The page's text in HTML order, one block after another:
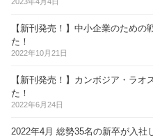
【新刊発売！】中小企業のため
た！
2022年10月21日
【新刊発売！】カンボジア・ラ
た！
2022年6月24日
2022年4月 総勢35名の新卒が入社